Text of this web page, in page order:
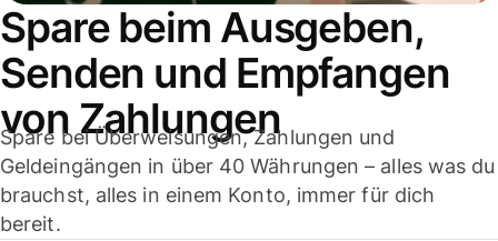
Spare beim Ausgeben,
Senden und Empfangen
von Zahlungen
Spare bei Überweisungen, Zahlungen und
Geldeingängen in über 40 Währungen – alles was du
brauchst, alles in einem Konto, immer für dich
bereit.